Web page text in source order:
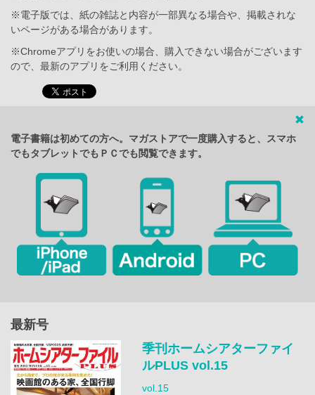
※電子版では、紙の雑誌と内容が一部異なる場合や、掲載されな
いページがある場合があります。
※Chromeアプリをお使いの場合、購入できない場合がございます
ので、最新のアプリをご利用ください。
電子書籍は初めての方へ。マガストアで一度購入すると、スマホ
でもタブレットでもＰＣでも閲覧できます。
最新号
季刊ホームシアターファイ
ルPLUS vol.15
vol.15